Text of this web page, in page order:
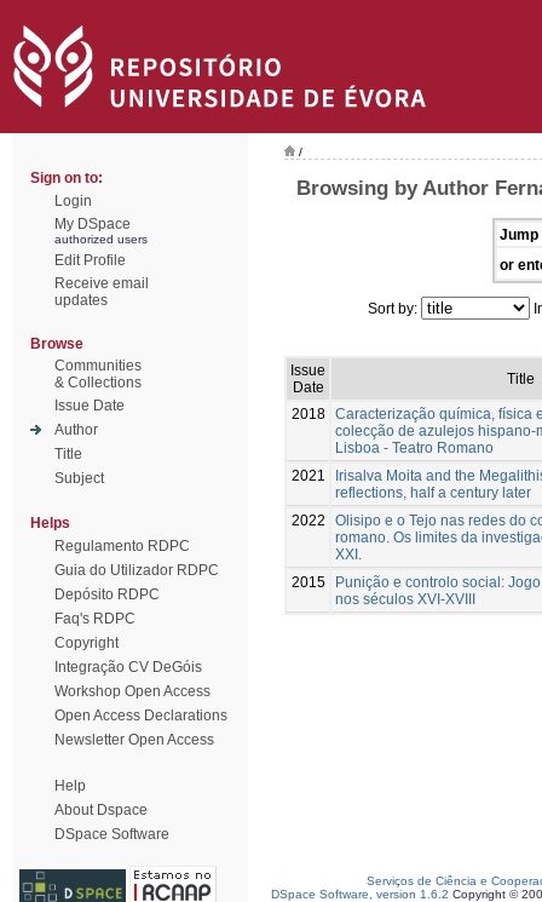
Sign on to:
Login
My DSpace
authorized users
Edit Profile
Receive email
updates
Browse
Communities
& Collections
Issue Date
Author
Title
Subject
Helps
Regulamento RDPC
Guia do Utilizador RDPC
Depósito RDPC
Faq's RDPC
Copyright
Integração CV DeGóis
Workshop Open Access
Open Access Declarations
Newsletter Open Access
Help
About Dspace
DSpace Software
/
Browsing by Author
Jump
or
Sort by:
Issue
Date
Title
2018 Caracterização química, física
colecção de azulejos hispano-
Lisboa - Teatro Romano
2021
Irisalva Moita and the
reflections, half a century later
2022
Olisipo e o Tejo nas redes do
romano. Os limites da
XXI.
2015
Punição e controlo social:
nos séculos XVI-XVIII
Serviços de Ciência e
DSpace Software, version 1.6.2 Copyright ©